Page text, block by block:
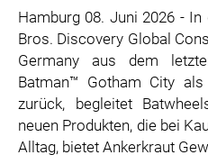
WILD RIVER GAMES
SUPERCELL
KONAMI
CHERRY
SYLVOX
PREMIUM AUDIO
Hamburg 08. Juni 2026 -
Bros. Discovery Global
Germany aus dem
Batman™ Gotham City als
zurück, begleitet
neuen Produkten, die bei
Alltag, bietet Ankerkraut